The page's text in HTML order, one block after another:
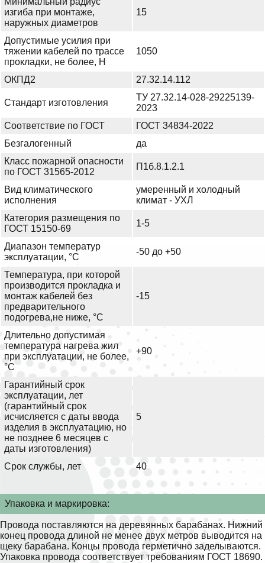
изгиба при монтаже,
наружных диаметров
15
Допустимые усилия при
тяжении кабелей по трассе
прокладки, не более, Н
1050
ОКПД2 27.32.14.112
Стандарт изготовления
ТУ 27.32.14-028-29225139-
2023
Соответствие по ГОСТ
ГОСТ 34834-2022
Безгалогенный
да
Класс пожарной опасности
по ГОСТ 31565-2012
П1б.8.1.2.1
Вид климатического
исполнения
умеренный и холодный
климат - УХЛ
Категория размещения по
ГОСТ 15150-69
1-5
Диапазон температур
эксплуатации, °С
-50 до +50
Температура, при которой
производится прокладка и
монтаж кабелей без
предварительного
подогрева,не ниже, °С
-15
Длительно допустимая
температура нагрева жил
при эксплуатации, не более,
°С
+90
Гарантийный срок
эксплуатации, лет
(гарантийный срок
исчисляется с даты ввода
изделия в эксплуатацию, но
не позднее 6 месяцев с
даты изготовления)
5
Срок службы, лет 40
Упаковка и маркировка:
Провода поставляются на деревянных барабанах. Нижний
конец провода длиной не менее двух метров выводится на
щеку барабана. Концы провода герметично заделываются.
Упаковка провода соответствует требованиям ГОСТ 18690.